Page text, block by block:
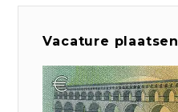
Vacature plaatsen